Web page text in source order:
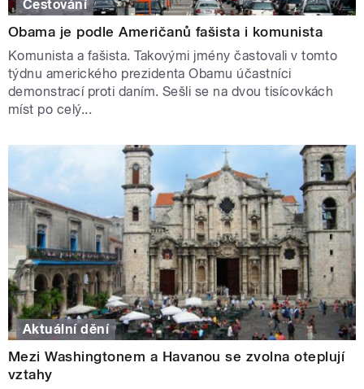
Cestování
Obama je podle Američanů fašista i komunista
Komunista a fašista. Takovými jmény častovali v tomto
týdnu amerického prezidenta Obamu účastníci
demonstrací proti daním. Sešli se na dvou tisícovkách
míst po celý...
Aktuální dění
Mezi Washingtonem a Havanou se zvolna oteplují
vztahy